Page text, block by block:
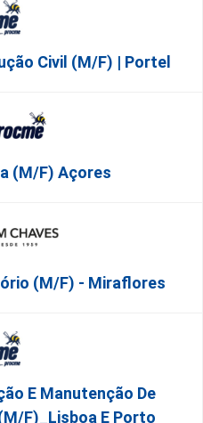
Civil (m/f) | Portel
(m/f) Açores
(M/F) - Miraflores
E Manutenção De
f)_Lisboa E Porto